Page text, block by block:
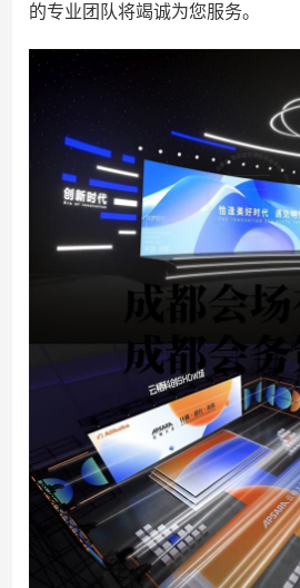
的专业团队将竭诚为您服务。